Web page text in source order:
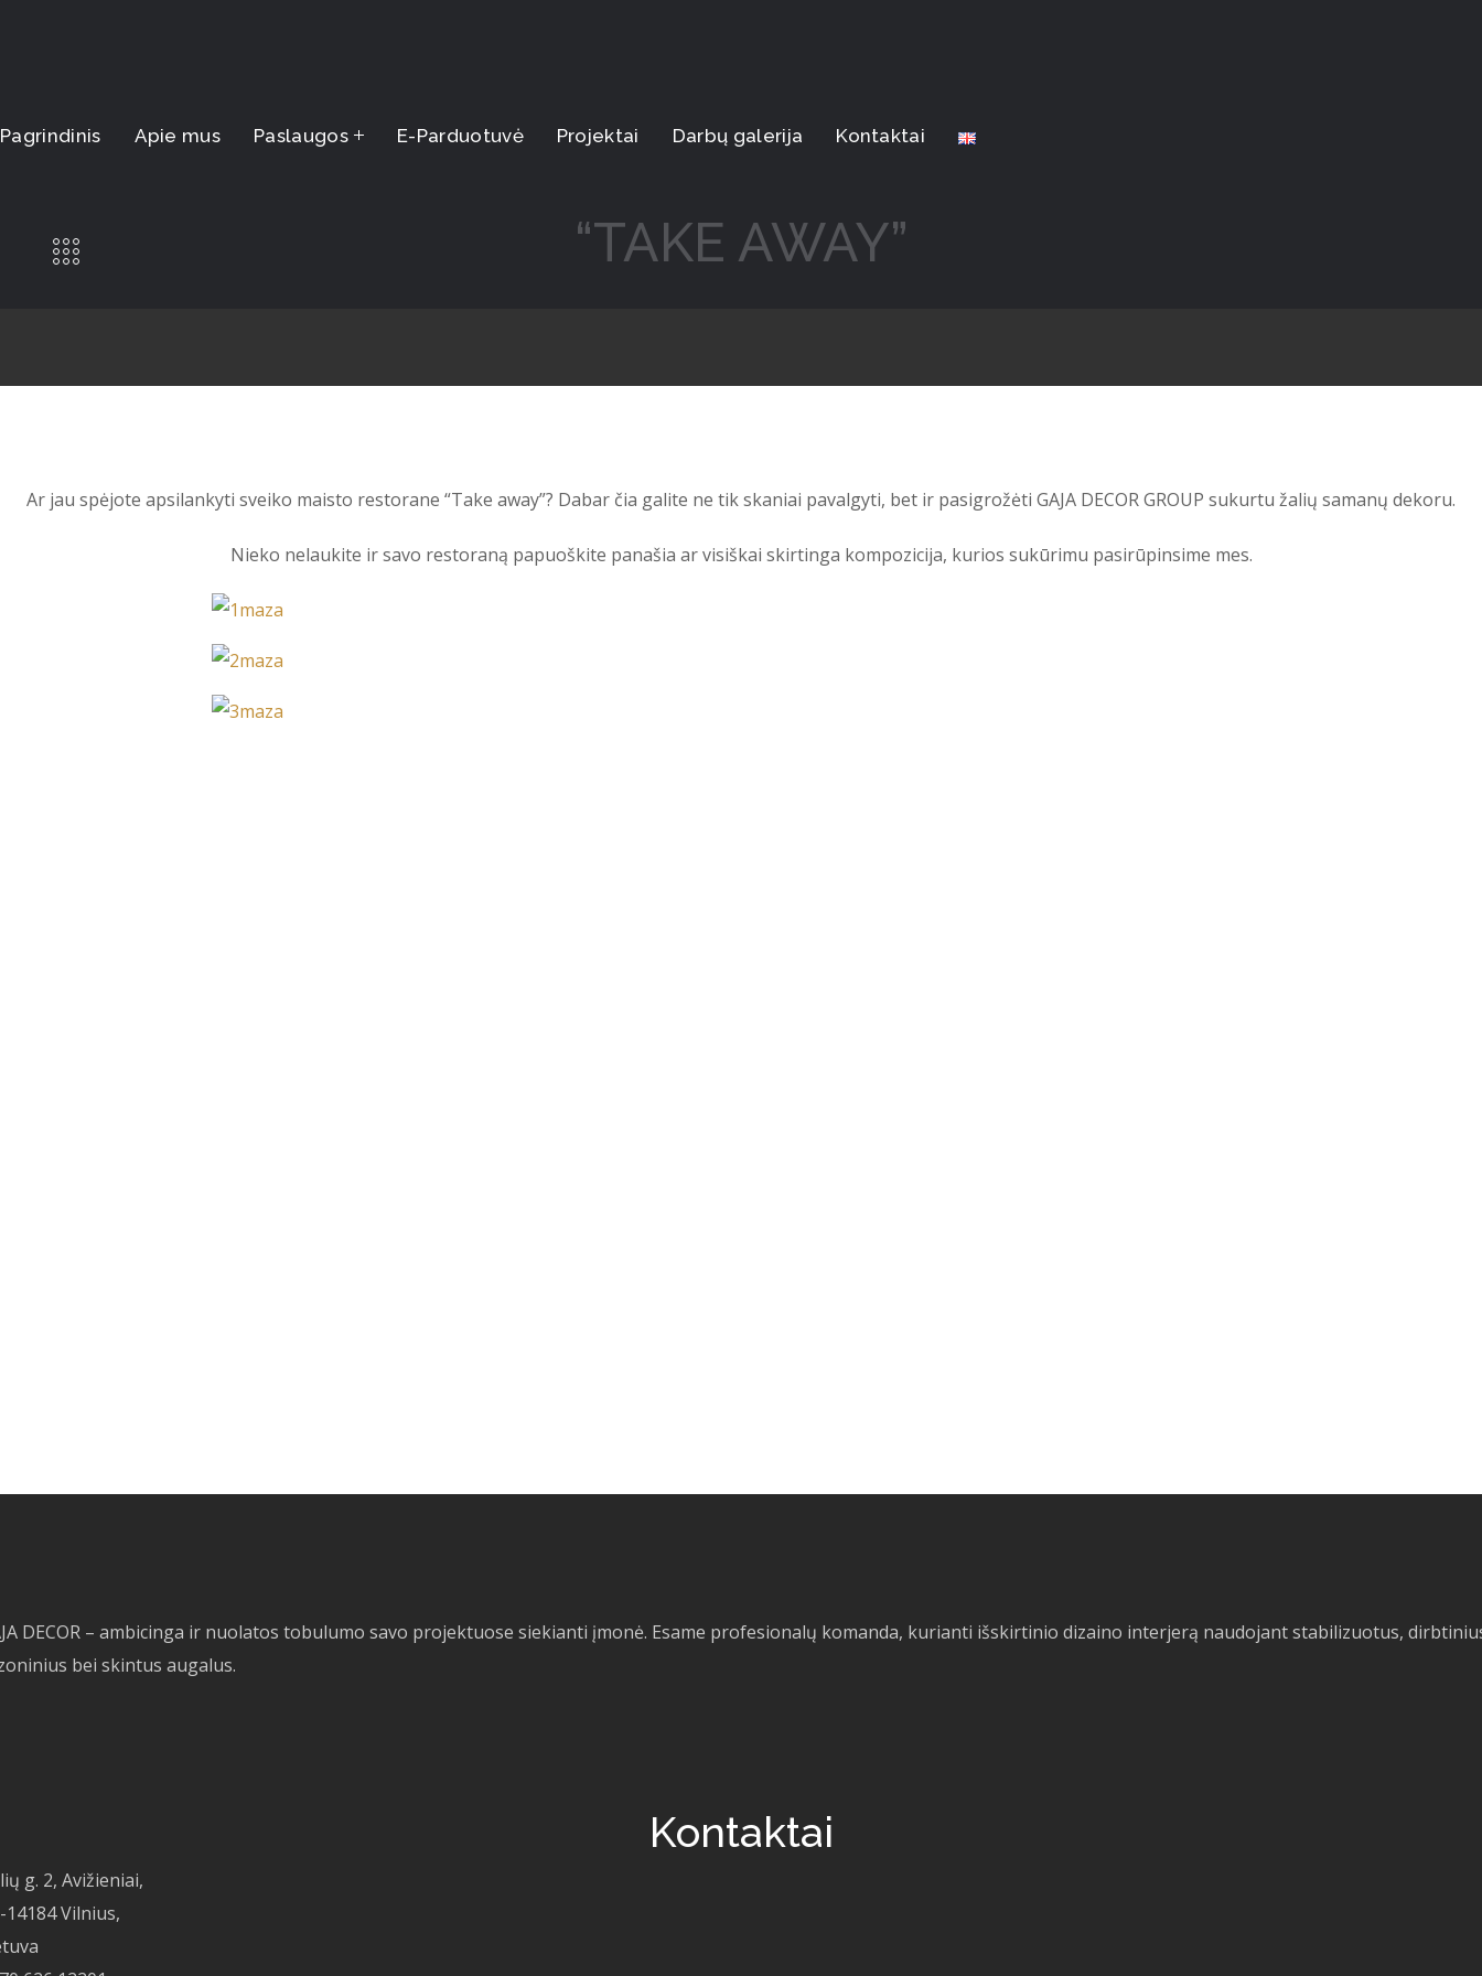
Pagrindinis Apie mus Paslaugos E-Parduotuvė Projektai Darbų galerija Kontaktai
“TAKE AWAY”
Ar jau spėjote apsilankyti sveiko maisto restorane “Take away”? Dabar čia galite ne tik skaniai pavalgyti, bet ir pasigrožėti GAJA DECOR GROUP sukurtu žalių samanų dekoru.
Nieko nelaukite ir savo restoraną papuoškite panašia ar visiškai skirtinga kompozicija, kurios sukūrimu pasirūpinsime mes.
DECOR – ambicinga ir nuolatos tobulumo savo projektuose siekianti įmonė. Esame profesionalų komanda, kurianti išskirtinio dizaino interjerą naudojant stabilizuotus,
bei skintus augalus.
Kontaktai
g. 2, Avižieniai,
14184 Vilnius,